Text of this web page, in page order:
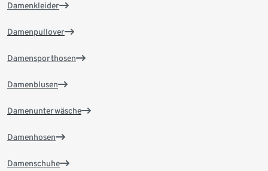
Damenkleider
Damenpullover
Damensporthosen
Damenblusen
Damenunterwäsche
Damenhosen
Damenschuhe